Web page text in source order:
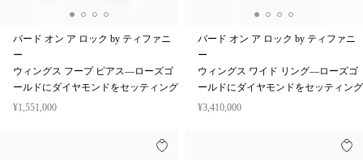
バード オン ア ロック by ティファニ
ー
ウィングス フープ ピアス—ローズゴ
ールドにダイヤモンドをセッティング
¥1,551,000
バード オン ア ロック by ティファニ
ー
ウィングス ワイド リング—ローズゴ
ールドにダイヤモンドをセッティング
¥3,410,000